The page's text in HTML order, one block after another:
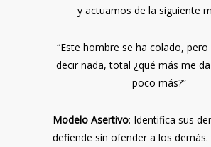
y actuamos de la siguiente
“Este hombre se ha colado,
decir nada, total ¿qué más me
poco más?”
Modelo Asertivo: Identifica sus
defiende sin ofender a los demás.